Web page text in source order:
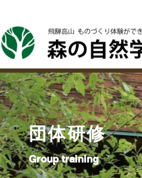
ホーム 森の自然学校
団体研修
Group training